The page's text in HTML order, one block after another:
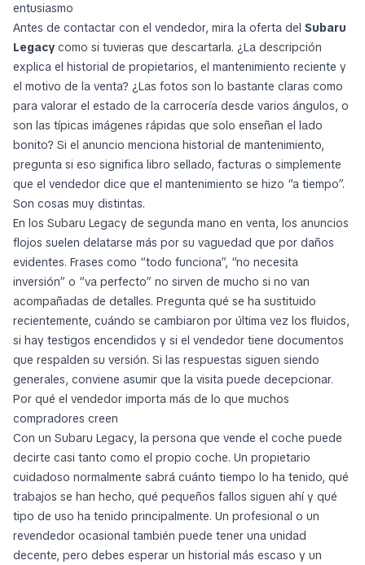
entusiasmo
Antes de contactar con el vendedor, mira la oferta del Subaru
Legacy como si tuvieras que descartarla. ¿La descripción
explica el historial de propietarios, el mantenimiento reciente y
el motivo de la venta? ¿Las fotos son lo bastante claras como
para valorar el estado de la carrocería desde varios ángulos, o
son las típicas imágenes rápidas que solo enseñan el lado
bonito? Si el anuncio menciona historial de mantenimiento,
pregunta si eso significa libro sellado, facturas o simplemente
que el vendedor dice que el mantenimiento se hizo “a tiempo”.
Son cosas muy distintas.
En los Subaru Legacy de segunda mano en venta, los anuncios
flojos suelen delatarse más por su vaguedad que por daños
evidentes. Frases como “todo funciona”, “no necesita
inversión” o “va perfecto” no sirven de mucho si no van
acompañadas de detalles. Pregunta qué se ha sustituido
recientemente, cuándo se cambiaron por última vez los fluidos,
si hay testigos encendidos y si el vendedor tiene documentos
que respalden su versión. Si las respuestas siguen siendo
generales, conviene asumir que la visita puede decepcionar.
Por qué el vendedor importa más de lo que muchos
compradores creen
Con un Subaru Legacy, la persona que vende el coche puede
decirte casi tanto como el propio coche. Un propietario
cuidadoso normalmente sabrá cuánto tiempo lo ha tenido, qué
trabajos se han hecho, qué pequeños fallos siguen ahí y qué
tipo de uso ha tenido principalmente. Un profesional o un
revendedor ocasional también puede tener una unidad
decente, pero debes esperar un historial más escaso y un